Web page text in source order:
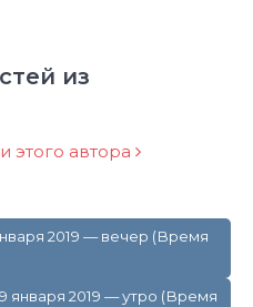
из
этого автора
2019 — вечер (Время
января 2019 — утро (Время